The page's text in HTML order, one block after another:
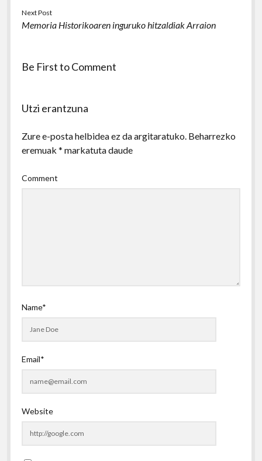
Next Post
Memoria Historikoaren inguruko hitzaldiak Arraion
Be First to Comment
Utzi erantzuna
Zure e-posta helbidea ez da argitaratuko. Beharrezko
eremuak * markatuta daude
Comment
Name*
Email*
Website